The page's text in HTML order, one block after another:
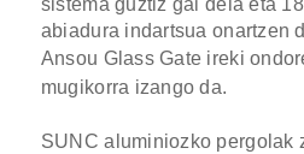
sistema guztiz gai dela eta
abiadura indartsua onartzen
Ansou Glass Gate ireki
mugikorra izango da.
SUNC aluminiozko pergolak